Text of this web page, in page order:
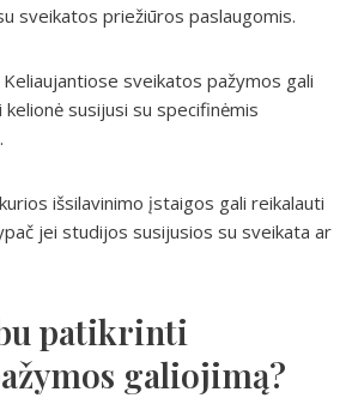
sveikatos priežiūros paslaugomis.
Keliaujantiose sveikatos pažymos gali
susijusi su specifinėmis
išsilavinimo įstaigos gali reikalauti
jei studijos susijusios su sveikata ar
patikrinti
galiojimą?